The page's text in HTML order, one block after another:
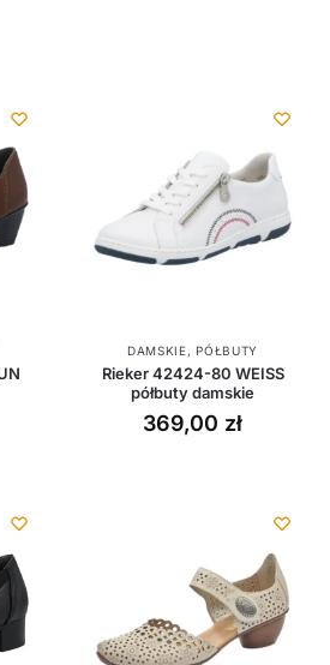
DAMSKIE, PÓŁBUTY
Rieker 42424-80 WEISS
półbuty damskie
369,00 zł